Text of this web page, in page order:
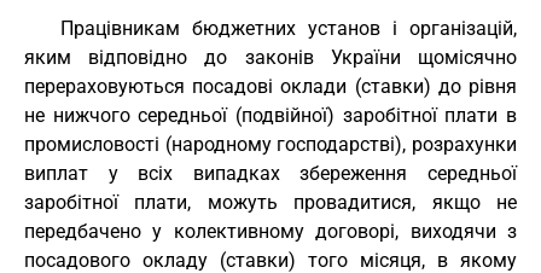
Працівникам бюджетних установ і організацій,
яким відповідно до законів України щомісячно
перераховуються посадові оклади (ставки) до рівня
не нижчого середньої (подвійної) заробітної плати в
промисловості (народному господарстві), розрахунки
виплат у всіх випадках збереження середньої
заробітної плати, можуть провадитися, якщо не
передбачено у колективному договорі, виходячи з
посадового окладу (ставки) того місяця, в якому